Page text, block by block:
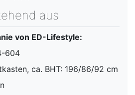
aus
von ED-Lifestyle:
604
ca. BHT: 196/86/92 cm